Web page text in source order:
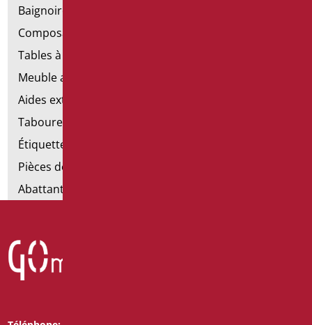
Baignoires avec porte
Composants de la main courante
Tables à langer
Meuble avec chaise pour salle de bains
Aides extractibles pour la salle de bains
Tabourets de douche
Étiquettes de salle de bain
Pièces détachées et petites pièces
Abattants et rehausses de toilettes